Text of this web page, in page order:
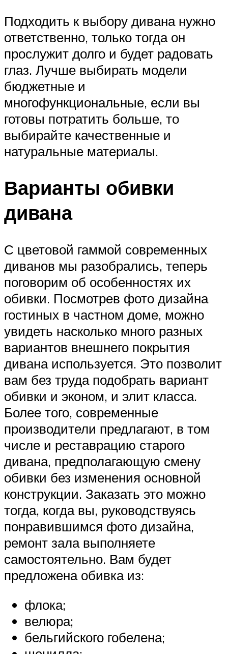
Подходить к выбору дивана нужно
ответственно, только тогда он
прослужит долго и будет радовать
глаз. Лучше выбирать модели
бюджетные и
многофункциональные, если вы
готовы потратить больше, то
выбирайте качественные и
натуральные материалы.
Варианты обивки
дивана
С цветовой гаммой современных
диванов мы разобрались, теперь
поговорим об особенностях их
обивки. Посмотрев фото дизайна
гостиных в частном доме, можно
увидеть насколько много разных
вариантов внешнего покрытия
дивана используется. Это позволит
вам без труда подобрать вариант
обивки и эконом, и элит класса.
Более того, современные
производители предлагают, в том
числе и реставрацию старого
дивана, предполагающую смену
обивки без изменения основной
конструкции. Заказать это можно
тогда, когда вы, руководствуясь
понравившимся фото дизайна,
ремонт зала выполняете
самостоятельно. Вам будет
предложена обивка из:
флока;
велюра;
бельгийского гобелена;